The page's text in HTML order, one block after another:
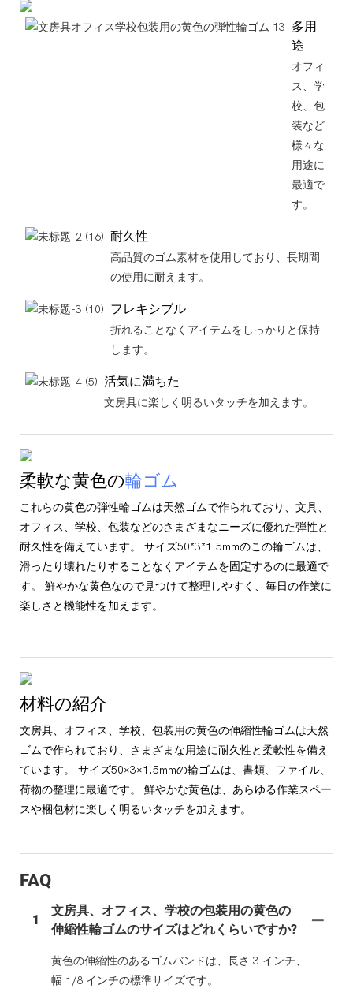
多用
途
オフィ
ス、学
校、包
装など
様々な
用途に
最適で
す。
耐久性
高品質のゴム素材を使用しており、長期間
の使用に耐えます。
フレキシブル
折れることなくアイテムをしっかりと保持
します。
活気に満ちた
文房具に楽しく明るいタッチを加えます。
柔軟な黄色の輪ゴム
これらの黄色の弾性輪ゴムは天然ゴムで作られており、文具、
オフィス、学校、包装などのさまざまなニーズに優れた弾性と
耐久性を備えています。 サイズ50*3*1.5mmのこの輪ゴムは、
滑ったり壊れたりすることなくアイテムを固定するのに最適で
す。 鮮やかな黄色なので見つけて整理しやすく、毎日の作業に
楽しさと機能性を加えます。
材料の紹介
文房具、オフィス、学校、包装用の黄色の伸縮性輪ゴムは天然
ゴムで作られており、さまざまな用途に耐久性と柔軟性を備え
ています。 サイズ50×3×1.5mmの輪ゴムは、書類、ファイル、
荷物の整理に最適です。 鮮やかな黄色は、あらゆる作業スペー
スや梱包材に楽しく明るいタッチを加えます。
FAQ
1
文房具、オフィス、学校の包装用の黄色の
伸縮性輪ゴムのサイズはどれくらいですか?
黄色の伸縮性のあるゴムバンドは、長さ 3 インチ、
幅 1/8 インチの標準サイズです。